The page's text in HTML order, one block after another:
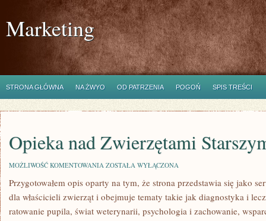
Marketing
STRONA GŁÓWNA NA ŻWYO OD PATRZENIA POGOŃ SPIS TREŚCI
Opieka nad Zwierzętami
MOŻLIWOŚĆ KOMENTOWANIA OPIEKA
ZWIERZĘTAMI
STARSZYMI
ZOSTAŁA WYŁĄCZONA
Przygotowałem opis oparty na tym, że strona przedstawia się jako
dla właścicieli zwierząt i obejmuje tematy takie jak diagnostyka i
ratowanie pupila, świat weterynarii, psychologia i zachowanie,